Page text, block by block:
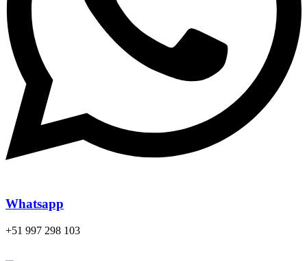
Whatsapp
+51 997 298 103